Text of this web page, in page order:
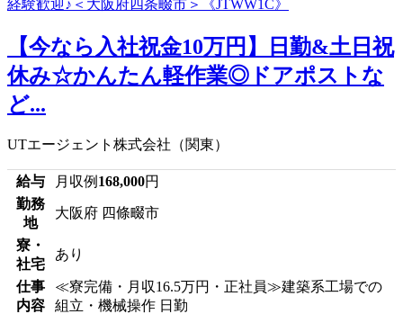
【今なら入社祝金10万円】日勤&土日祝
休み☆かんたん軽作業◎ドアポストな
ど...
UTエージェント株式会社（関東）
給与 月収例 168,000円
勤務
地
大阪府 四條畷市
寮・
社宅
あり
仕事
内容
≪寮完備・月収16.5万円・正社員≫建築系工場での
組立・機械操作 日勤